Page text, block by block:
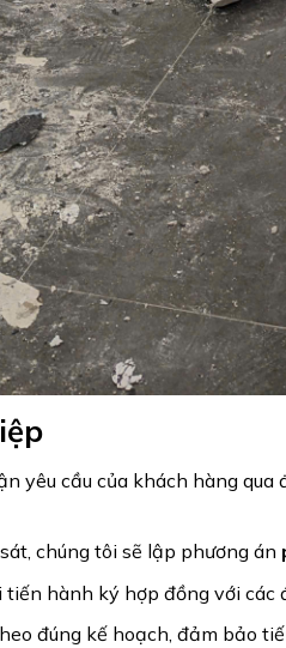
yêu cầu của khách hàng
chúng tôi sẽ lập phương án
hành ký hợp đồng với các
đúng kế hoạch, đảm bảo